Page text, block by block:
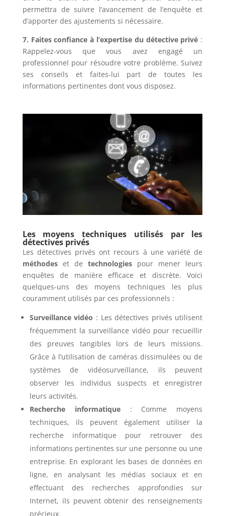
permettra de suivre l’avancement de l’enquête et
d’apporter des ajustements si nécessaire.
7. Faites confiance à l’expertise du détective privé :
Rappelez-vous que vous avez engagé un
professionnel pour résoudre votre problème. Suivez
ses conseils et faites-lui part de toutes les
informations pertinentes dont vous disposez.
Les moyens techniques utilisés par les
détectives privés
Les détectives privés ont recours à une variété de
méthodeset de technologies pour mener leurs
enquêtes de manière efficace et discrète. Voici
quelques-uns des moyens techniques les plus
couramment utilisés par ces professionnels :
Surveillance vidéo : Les détectives privés utilisent
fréquemment la surveillance vidéo pour recueillir
des preuves tangibles lors de leurs missions.
Grâce à l’utilisation de caméras dissimulées ou de
systèmes de vidéosurveillance, ils peuvent
observer les individus suspects et enregistrer
leurs activités.
Recherche informatique: Comme moyens
techniques, ils peuvent également utiliser la
recherche informatique pour retrouver des
informations pertinentes sur une personne ou une
entreprise. En explorant les bases de données en
ligne, en analysant les médias sociaux et en
effectuant des recherches approfondies sur
Internet, ils peuvent obtenir des renseignements
précieux.